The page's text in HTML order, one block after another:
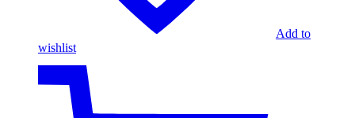
Add to
wishlist